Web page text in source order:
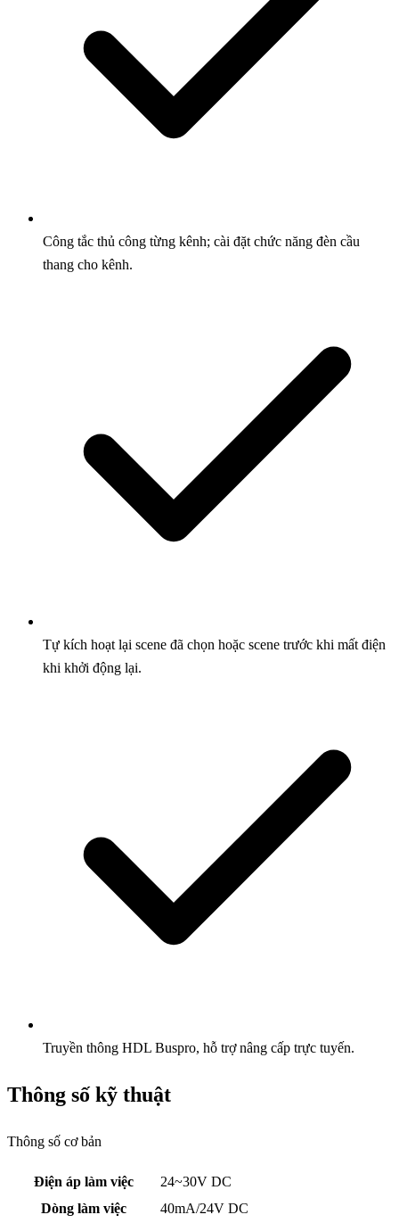
Công tắc thủ công từng kênh; cài đặt chức năng đèn cầu
thang cho kênh.
Tự kích hoạt lại scene đã chọn hoặc scene trước khi mất điện
khi khởi động lại.
Truyền thông HDL Buspro, hỗ trợ nâng cấp trực tuyến.
Thông số kỹ thuật
Thông số cơ bản
Điện áp làm việc
24~30V DC
Dòng làm việc
40mA/24V DC